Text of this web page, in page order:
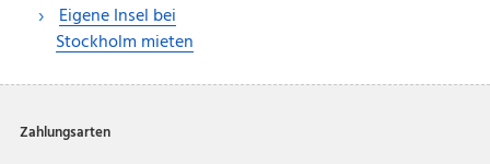
Eigene Insel bei
Stockholm mieten